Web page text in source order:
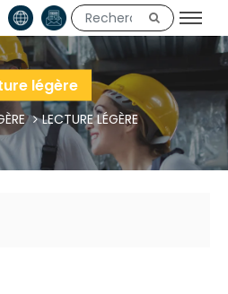
légère
LECTURE LÉGÈRE